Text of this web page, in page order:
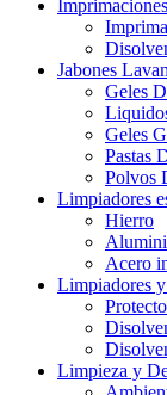
Jabones
Geles
Geles
Pastas
Polvos
Limpiadores
Hierro
Acero
Limpiadores y
Limpieza y